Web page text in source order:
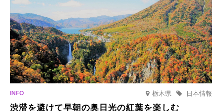
栃木県 日本情報
渋滞を避けて早朝の奥日光の紅葉を楽しむ